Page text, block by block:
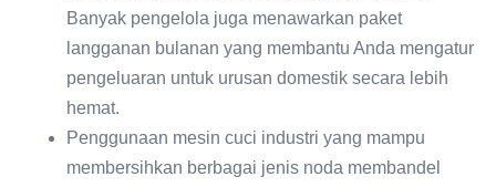
Banyak pengelola juga menawarkan paket
langganan bulanan yang membantu Anda mengatur
pengeluaran untuk urusan domestik secara lebih
hemat.
Penggunaan mesin cuci industri yang mampu
membersihkan berbagai jenis noda membandel